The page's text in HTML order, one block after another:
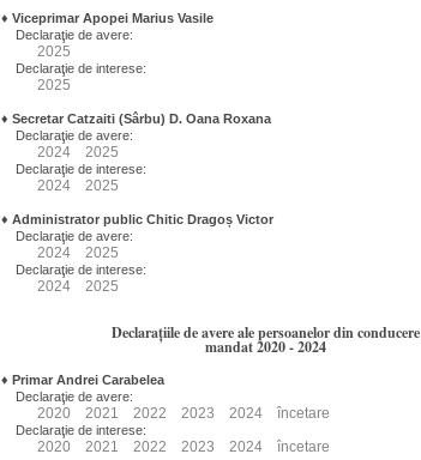
♦ Viceprimar Apopei Marius Vasile
Declaraţie de avere:
2025
Declaraţie de interese:
2025
♦ Secretar Catzaiti (Sârbu) D. Oana Roxana
Declaraţie de avere:
2024 2025
Declaraţie de interese:
2024 2025
♦ Administrator public Chitic Dragoș Victor
Declaraţie de avere:
2024 2025
Declaraţie de interese:
2024 2025
Declarațiile de avere ale persoanelor din conducere
mandat 2020 - 2024
♦ Primar Andrei Carabelea
Declaraţie de avere:
2020 2021 2022 2023 2024 încetare
Declaraţie de interese:
2020 2021 2022 2023 2024 încetare